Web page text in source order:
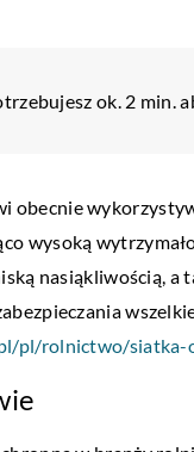
ok. 2 min.
obecnie
wysoką
nasiąkliwością, a
pl/rolnictwo/siatka-